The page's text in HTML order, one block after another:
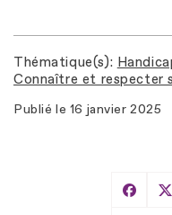
Thématique(s)
Connaître et respecter
Publié le 16 janvier 2025